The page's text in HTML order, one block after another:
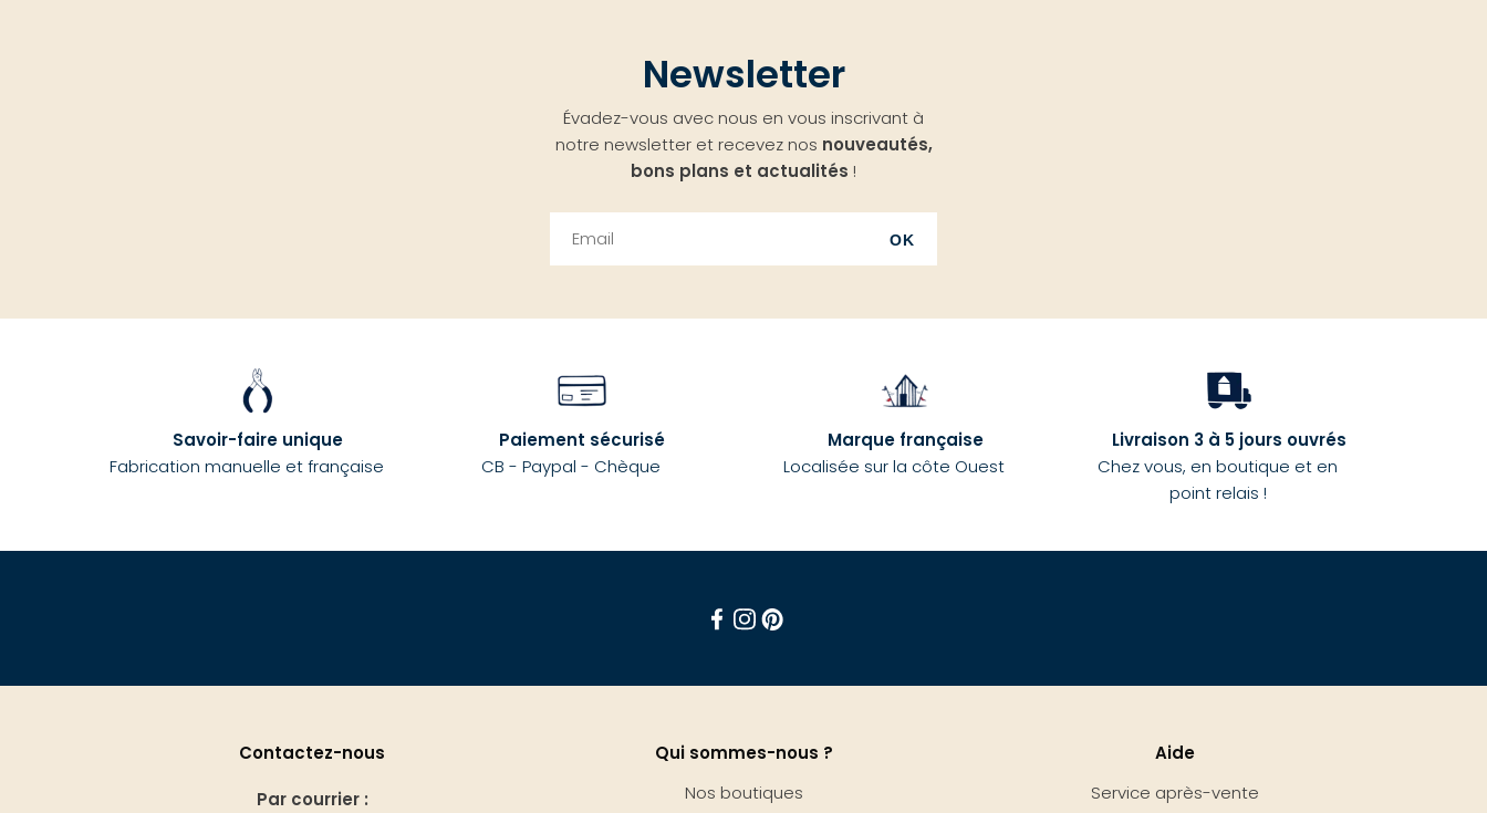
Newsletter
Évadez-vous avec nous en vous inscrivant à
notre newsletter et recevez nos nouveautés,
bons plans et actualités !
OK
Savoir-faire unique
Fabrication manuelle et française
Paiement sécurisé
CB - Paypal - Chèque
Marque française
Localisée sur la côte Ouest
Livraison 3 à 5 jours ouvrés
Chez vous, en boutique et en
point relais !
Contactez-nous
Par courrier :
Qui sommes-nous ?
Nos boutiques
Aide
Service après-vente